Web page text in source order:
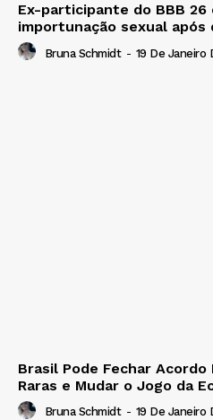
Ex-participante do BBB
importunação sexual
Bruna Schmidt - 19 De Janeiro
Brasil Pode Fechar
Raras e Mudar o Jogo da
Bruna Schmidt - 19 De Janeiro